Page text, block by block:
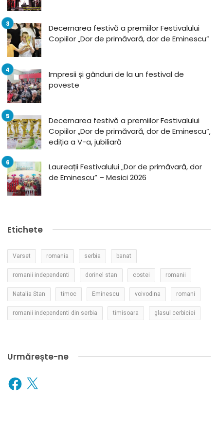
Decernarea festivă a premiilor Festivalului
Copiilor „Dor de primăvară, dor de Eminescu”
Impresii și gânduri de la un festival de
poveste
Decernarea festivă a premiilor Festivalului
Copiilor „Dor de primăvară, dor de Eminescu”,
ediția a V-a, jubiliară
Laureații Festivalului „Dor de primăvară, dor
de Eminescu” – Mesici 2026
Etichete
Varset romania serbia banat
romanii independenti dorinel stan costei romanii
Natalia Stan timoc Eminescu voivodina romani
romanii independenti din serbia timisoara glasul cerbiciei
Urmărește-ne
Facebook
X